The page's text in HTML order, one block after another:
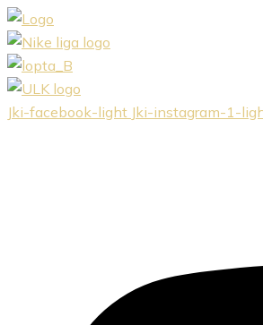
Preskočiť
na
obsah
Jki-facebook-light Jki-instagram-1-